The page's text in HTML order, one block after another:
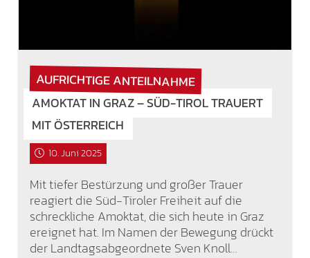
AUFRICHTIGE ANTEILNAHME
AMOKTAT IN GRAZ – SÜD-TIROL TRAUERT
MIT ÖSTERREICH
10. Juni 2025
Mit tiefer Bestürzung und großer Trauer
reagiert die Süd-Tiroler Freiheit auf die
schreckliche Amoktat, die sich heute in Graz
ereignet hat. Im Namen der Bewegung drückt
der Landtagsabgeordnete Sven Knoll…